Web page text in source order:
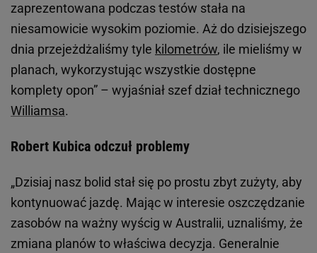
zaprezentowana podczas testów stała na
niesamowicie wysokim poziomie. Aż do dzisiejszego
dnia przejeżdżaliśmy tyle kilometrów, ile mieliśmy w
planach, wykorzystując wszystkie dostępne
komplety opon” – wyjaśniał szef dział technicznego
Williamsa.
Robert Kubica odczuł problemy
„Dzisiaj nasz bolid stał się po prostu zbyt zużyty, aby
kontynuować jazdę. Mając w interesie oszczędzanie
zasobów na ważny wyścig w Australii, uznaliśmy, że
zmiana planów to właściwa decyzja. Generalnie